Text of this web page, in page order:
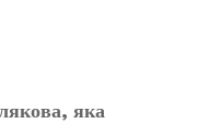
яка